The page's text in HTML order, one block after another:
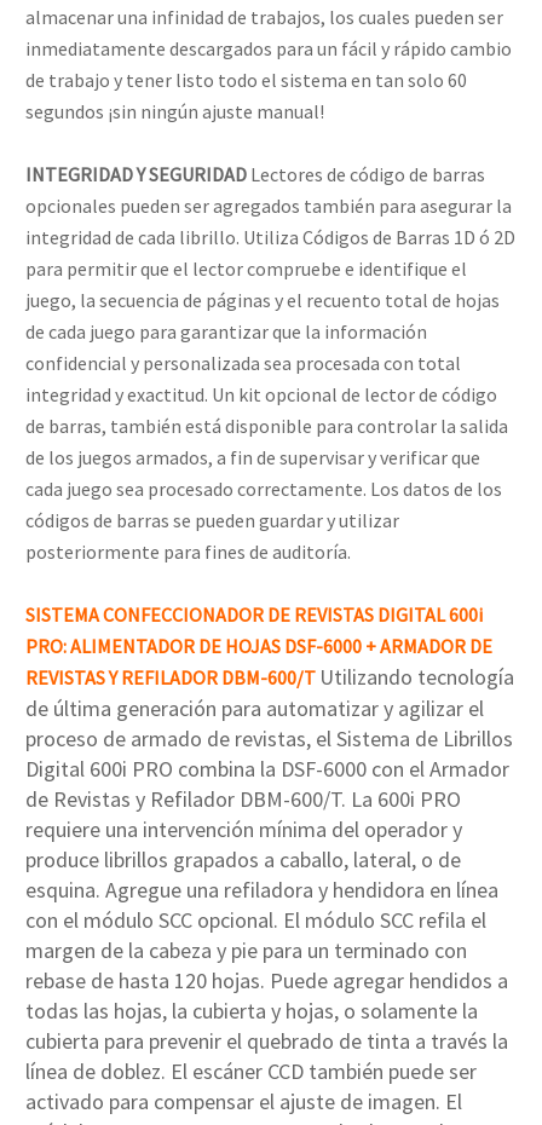
almacenar una infinidad de trabajos, los cuales pueden ser
inmediatamente descargados para un fácil y rápido cambio
de trabajo y tener listo todo el sistema en tan solo 60
segundos ¡sin ningún ajuste manual!
INTEGRIDAD Y SEGURIDAD Lectores de código de barras
opcionales pueden ser agregados también para asegurar la
integridad de cada librillo. Utiliza Códigos de Barras 1D ó 2D
para permitir que el lector compruebe e identifique el
juego, la secuencia de páginas y el recuento total de hojas
de cada juego para garantizar que la información
confidencial y personalizada sea procesada con total
integridad y exactitud. Un kit opcional de lector de código
de barras, también está disponible para controlar la salida
de los juegos armados, a fin de supervisar y verificar que
cada juego sea procesado correctamente. Los datos de los
códigos de barras se pueden guardar y utilizar
posteriormente para fines de auditoría.
SISTEMA CONFECCIONADOR DE REVISTAS DIGITAL 600i
PRO: ALIMENTADOR DE HOJAS DSF-6000 + ARMADOR DE
REVISTAS Y REFILADOR DBM-600/T Utilizando tecnología
de última generación para automatizar y agilizar el
proceso de armado de revistas, el Sistema de Librillos
Digital 600i PRO combina la DSF-6000 con el Armador
de Revistas y Refilador DBM-600/T. La 600i PRO
requiere una intervención mínima del operador y
produce librillos grapados a caballo, lateral, o de
esquina. Agregue una refiladora y hendidora en línea
con el módulo SCC opcional. El módulo SCC refila el
margen de la cabeza y pie para un terminado con
rebase de hasta 120 hojas. Puede agregar hendidos a
todas las hojas, la cubierta y hojas, o solamente la
cubierta para prevenir el quebrado de tinta a través la
línea de doblez. El escáner CCD también puede ser
activado para compensar el ajuste de imagen. El